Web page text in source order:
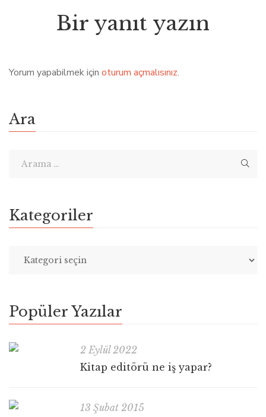
Bir yanıt yazın
Yorum yapabilmek için oturum açmalısınız.
Ara
Kategoriler
Popüler Yazılar
2 Eylül 2022
Kitap editörü ne iş yapar?
13 Şubat 2015